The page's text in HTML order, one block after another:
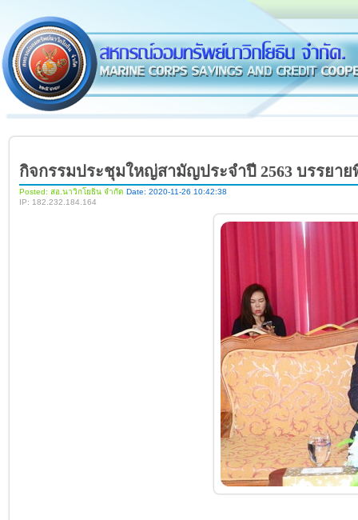
กิจกรรมประชุมใหญ่สามัญประจำปี 2563 บรรยา
Posted: สอ.นาวิกโยธิน จำกัด Date: 2020-11-26 10:42:38
IP: 182.232.184.164